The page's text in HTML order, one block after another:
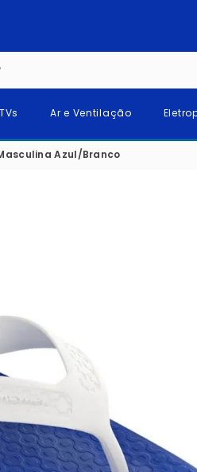
TVs Ar e Ventilação
Azul/Branco